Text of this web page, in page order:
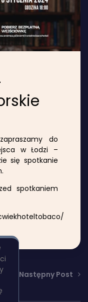
do
w Łodzi –
się spotkanie
spotkaniem
Następny Post